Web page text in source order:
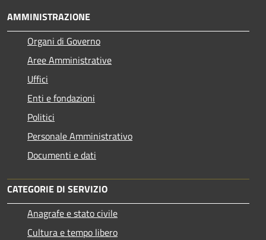
AMMINISTRAZIONE
Organi di Governo
Aree Amministrative
Uffici
Enti e fondazioni
Politici
Personale Amministrativo
Documenti e dati
CATEGORIE DI SERVIZIO
Anagrafe e stato civile
Cultura e tempo libero